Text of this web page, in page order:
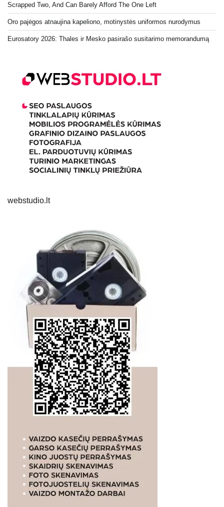
Scrapped Two, And Can Barely Afford The One Left
Oro pajėgos atnaujina kapeliono, motinystės uniformos nurodymus
Eurosatory 2026: Thales ir Mesko pasirašo susitarimo memorandumą
webstudio.lt